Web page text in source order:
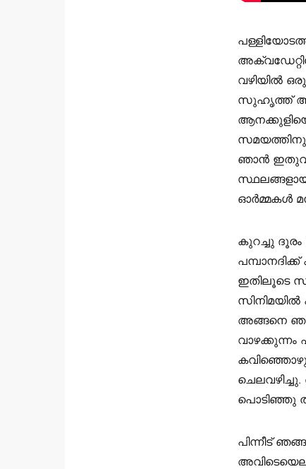
വഴിയിൽ
സുഹൃത്ത്
സമയത്തിനു
ഞാൻ
ഓർമ്മകൾ
കുറച്ചു ദൂരം
ഇതിലൂടെ
അങ്ങനെ
വാഴക്കുന്നം
പൊടിഞ്ഞു
പിന്നീട്